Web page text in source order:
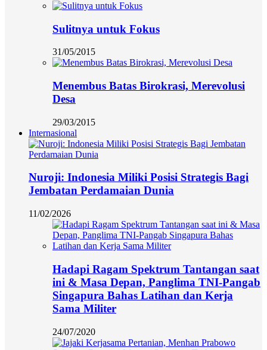
Sulitnya untuk Fokus
31/05/2015
Menembus Batas Birokrasi, Merevolusi
Desa
29/03/2015
Internasional
Nuroji: Indonesia Miliki Posisi Strategis Bagi
Jembatan Perdamaian Dunia
11/02/2026
Hadapi Ragam Spektrum Tantangan saat
ini & Masa Depan, Panglima TNI-Pangab
Singapura Bahas Latihan dan Kerja
Sama Militer
24/07/2020